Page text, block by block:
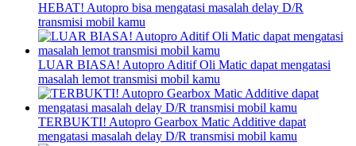
HEBAT! Autopro bisa mengatasi masalah delay D/R
transmisi mobil kamu
LUAR BIASA! Autopro Aditif Oli Matic dapat mengatasi
masalah lemot transmisi mobil kamu
TERBUKTI! Autopro Gearbox Matic Additive dapat
mengatasi masalah delay D/R transmisi mobil kamu